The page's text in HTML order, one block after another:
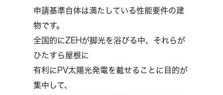
申請基準自体は満たしている性能要件の建
物です。
全国的にZEHが脚光を浴びる中、それらが
ひたすら屋根に
有利にPV太陽光発電を載せることに目的が
集中して、